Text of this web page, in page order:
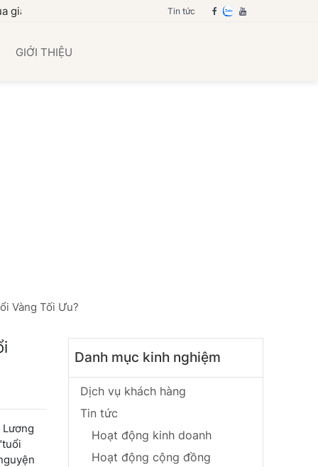
bạn Tin tức
GIỚI THIỆU
Vàng Tối Ưu?
Danh mục kinh nghiệm
Dịch vụ khách hàng
Tin tức
Hoạt động kinh doanh
Hoạt động cộng đồng